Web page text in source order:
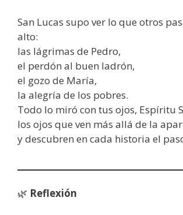
San Lucas supo ver lo que otros
alto:
las lágrimas de Pedro,
el perdón al buen ladrón,
el gozo de María,
la alegría de los pobres.
Todo lo miró con tus ojos, Espíritu
los ojos que ven más allá de la
y descubren en cada historia el
🌿 Reflexión